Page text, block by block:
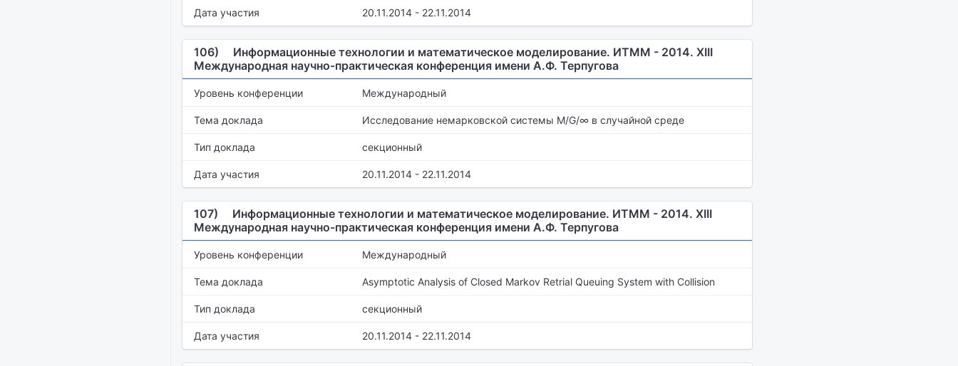
Дата участия 20.11.2014 - 22.11.2014
106)
Информационные технологии и математическое моделирование. ИТММ - 2014. XIII
Международная научно-практическая конференция имени А.Ф. Терпугова
Уровень конференции Международный
Тема доклада Исследование немарковской системы M/G/∞ в случайной среде
Тип доклада секционный
Дата участия 20.11.2014 - 22.11.2014
107)
Информационные технологии и математическое моделирование. ИТММ - 2014. XIII
Международная научно-практическая конференция имени А.Ф. Терпугова
Уровень конференции Международный
Тема доклада Asymptotic Analysis of Closed Markov Retrial Queuing System with Collision
Тип доклада секционный
Дата участия 20.11.2014 - 22.11.2014